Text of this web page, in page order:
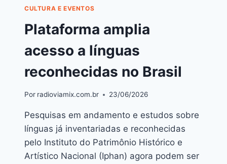
CULTURA E EVENTOS
Plataforma amplia
acesso a línguas
reconhecidas no Brasil
Por radioviamix.com.br 23/06/2026
Pesquisas em andamento e estudos sobre
línguas já inventariadas e reconhecidas
pelo Instituto do Patrimônio Histórico e
Artístico Nacional (Iphan) agora podem ser